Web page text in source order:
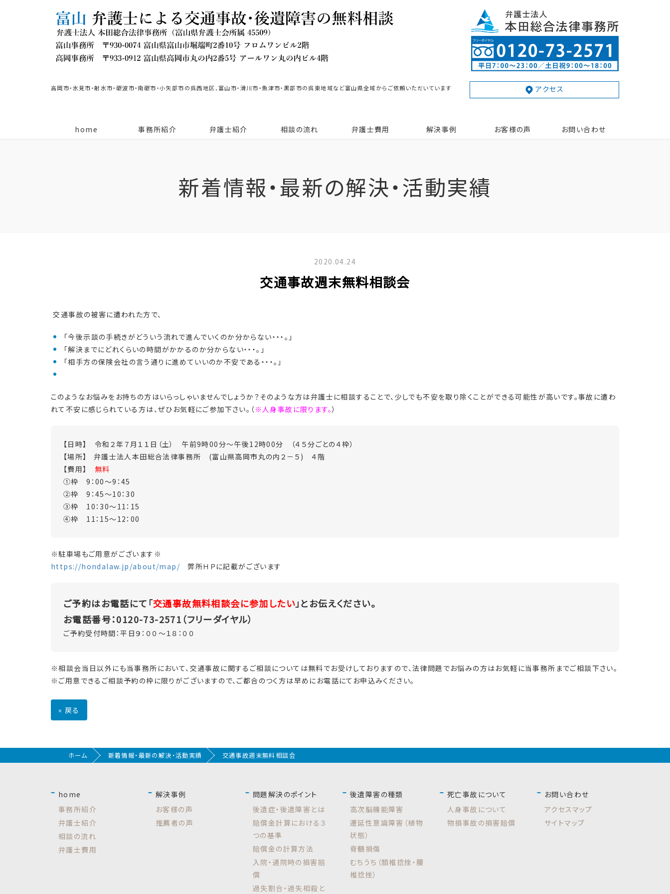
高岡市・氷見市・射水市・砺波市・南砺市・小矢部市の呉西地区、富山市・滑川市・魚津市・黒部市の呉東地域など富山県全域からご依頼いただいています アクセス
home 事務所紹介 弁護士紹介 相談の流れ 弁護士費用 解決事例 お客様の声 お問い合わせ
新着情報・最新の解決・活動実績
2020.04.24
交通事故週末無料相談会
交通事故の被害に遭われた方で、
「今後示談の手続きがどういう流れで進んでいくのか分からない・・・。」
「解決までにどれくらいの時間がかかるのか分からない・・・。」
「相手方の保険会社の言う通りに進めていいのか不安である・・・。」
このようなお悩みをお持ちの方はいらっしゃいませんでしょうか？そのような方は弁護士に相談することで、少しでも不安を取り除くことができる可能性が高いです。事故に遭わ
れて不安に感じられている方は、ぜひお気軽にご参加下さい。（※人身事故に限ります。）
【日時】 令和２年７月１１日（土） 午前9時00分～午後12時00分 （４５分ごとの４枠）
【場所】 弁護士法人本田総合法律事務所 (富山県高岡市丸の内２－５) ４階
【費用】 無料
①枠 9：00～9：45
②枠 9：45～10：30
③枠 10：30～11：15
④枠 11：15～12：00
※駐車場もご用意がございます※
https://hondalaw.jp/about/map/ 弊所ＨＰに記載がございます
ご予約はお電話にて「交通事故無料相談会に参加したい」とお伝えください。
お電話番号：0120-73-2571（フリーダイヤル）
ご予約受付時間：平日９：００～１８：００
※相談会当日以外にも当事務所において、交通事故に関するご相談については無料でお受けしておりますので、法律問題でお悩みの方はお気軽に当事務所までご相談下さい。
※ご用意できるご相談予約の枠に限りがございますので、ご都合のつく方は早めにお電話にてお申込みください。
« 戻る
ホーム 新着情報・最新の解決・活動実績 交通事故週末無料相談会
home
事務所紹介
弁護士紹介
相談の流れ
弁護士費用
解決事例
お客様の声
推薦者の声
問題解決のポイント
後遺症・後遺障害とは
賠償金計算における３
つの基準
賠償金の計算方法
入院・通院時の損害賠
償
過失割合・過失相殺と
後遺障害の種類
高次脳機能障害
遷延性意識障害（植物
状態）
脊髄損傷
むちうち（頚椎捻挫・腰
椎捻挫）
死亡事故について
人身事故について
物損事故の損害賠償
お問い合わせ
アクセスマップ
サイトマップ